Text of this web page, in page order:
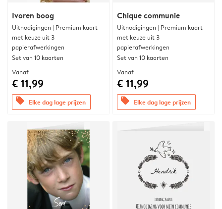
Ivoren boog
Uitnodigingen | Premium kaart
met keuze uit 3
papierafwerkingen
Set van 10 kaarten
Vanaf
€ 11,99
offers Elke dag lage prijzen
Chique communie
Uitnodigingen | Premium kaart
met keuze uit 3
papierafwerkingen
Set van 10 kaarten
Vanaf
€ 11,99
offers Elke dag lage prijzen